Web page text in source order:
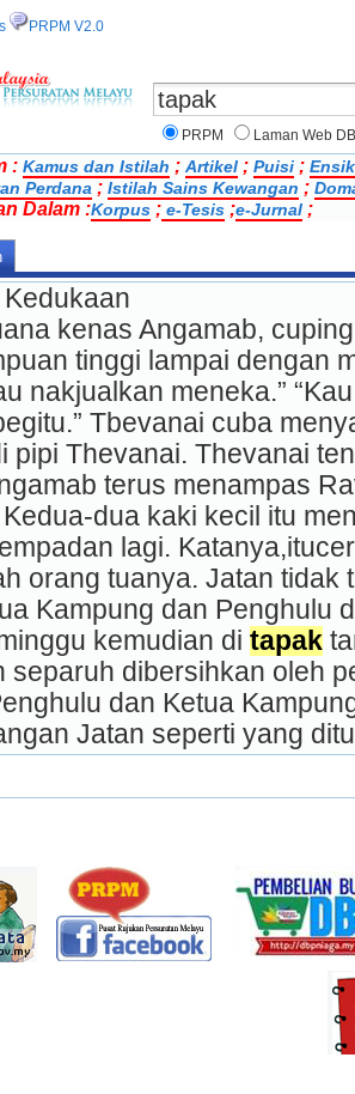
PRPM V2.0
PRPM Laman Web
: Kamus dan Istilah ; Artikel ; Puisi ;
Perdana ; Istilah Sains Kewangan ;
Dalam :Korpus ; e-Tesis ;e-Jurnal ;
kenas Angamab,
tinggi lampai dengan
nakjualkan meneka.”
Tbevanai cuba
pipi Thevanai. Thevanai
terus menampas
dua kaki kecil itu
lagi.
orang tuanya. Jatan tidak
Kampung dan Penghulu
kemudian di tapak
separuh dibersihkan oleh
dan Ketua
Jatan seperti yang